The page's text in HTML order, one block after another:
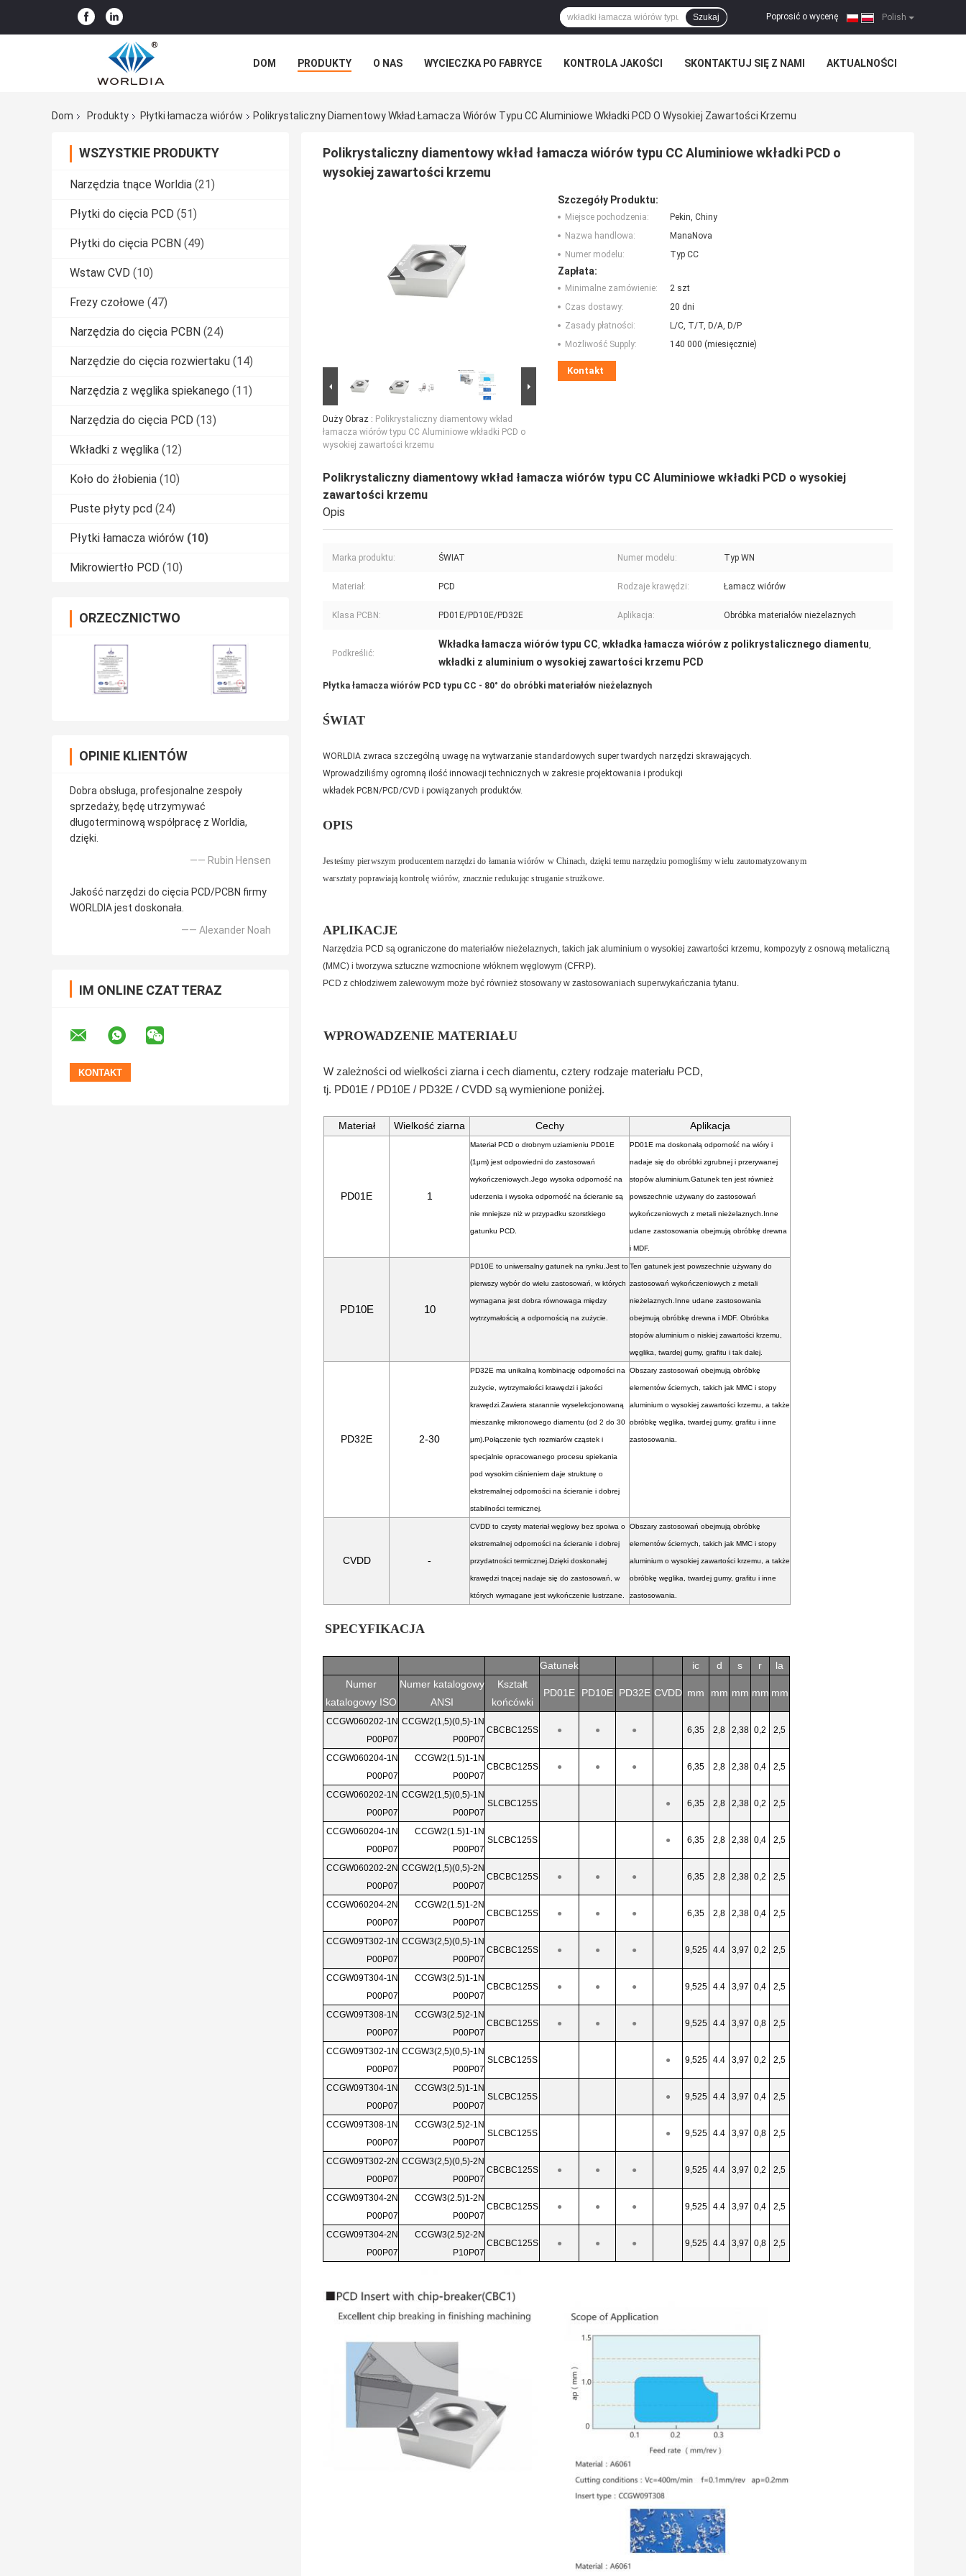
Polish
Poprosić o wycenę |
Szukaj
DOM PRODUKTY O NAS WYCIECZKA PO FABRYCE KONTROLA JAKOŚCI SKONTAKTUJ SIĘ Z NAMI AKTUALNOŚCI
Dom
Produkty Płytki łamacza wiórów Polikrystaliczny Diamentowy Wkład Łamacza Wiórów Typu CC Aluminiowe Wkładki PCD O Wysokiej Zawartości Krzemu
WSZYSTKIE PRODUKTY
Narzędzia tnące Worldia (21)
Płytki do cięcia PCD (51)
Płytki do cięcia PCBN (49)
Wstaw CVD (10)
Frezy czołowe (47)
Narzędzia do cięcia PCBN (24)
Narzędzie do cięcia rozwiertaku (14)
Narzędzia z węglika spiekanego (11)
Narzędzia do cięcia PCD (13)
Wkładki z węglika (12)
Koło do żłobienia (10)
Puste płyty pcd (24)
Płytki łamacza wiórów (10)
Mikrowiertło PCD (10)
ORZECZNICTWO
OPINIE KLIENTÓW
Dobra obsługa, profesjonalne zespoły
sprzedaży, będę utrzymywać
długoterminową współpracę z Worldia,
dzięki.
—— Rubin Hensen
Jakość narzędzi do cięcia PCD/PCBN firmy
WORLDIA jest doskonała.
—— Alexander Noah
IM ONLINE CZAT TERAZ
Polikrystaliczny diamentowy wkład łamacza wiórów typu CC Aluminiowe wkładki PCD o
wysokiej zawartości krzemu
Duży Obraz : Polikrystaliczny diamentowy wkład
łamacza wiórów typu CC Aluminiowe wkładki PCD o
wysokiej zawartości krzemu
Szczegóły Produktu:
Miejsce pochodzenia:
Pekin, Chiny
Nazwa handlowa:
ManaNova
Numer modelu:
Typ CC
Zapłata:
Minimalne zamówienie:
2 szt
Czas dostawy:
20 dni
Zasady płatności:
L/C, T/T, D/A, D/P
Możliwość Supply:
140 000 (miesięcznie)
Kontakt
Polikrystaliczny diamentowy wkład łamacza wiórów typu CC Aluminiowe wkładki PCD o wysokiej
zawartości krzemu
Opis
Marka produktu: ŚWIAT Numer modelu: Typ WN
Materiał: PCD Rodzaje krawędzi: Łamacz wiórów
Klasa PCBN: PD01E/PD10E/PD32E Aplikacja: Obróbka materiałów nieżelaznych
Podkreślić:
Wkładka łamacza wiórów typu CC, wkładka łamacza wiórów z polikrystalicznego diamentu,
wkładki z aluminium o wysokiej zawartości krzemu PCD
Płytka łamacza wiórów PCD typu CC - 80° do obróbki materiałów nieżelaznych
ŚWIAT
WORLDIA zwraca szczególną uwagę na wytwarzanie standardowych super twardych narzędzi skrawających.
Wprowadziliśmy ogromną ilość innowacji technicznych w zakresie projektowania i produkcji
wkładek PCBN/PCD/CVD i powiązanych produktów.
OPIS
Jesteśmy pierwszym producentem narzędzi do łamania wiórów w Chinach, dzięki temu narzędziu pomogliśmy wielu zautomatyzowanym
warsztaty poprawiają kontrolę wiórów, znacznie redukując struganie strużkowe.
APLIKACJE
Narzędzia PCD są ograniczone do materiałów nieżelaznych, takich jak aluminium o wysokiej zawartości krzemu, kompozyty z osnową metaliczną
(MMC) i tworzywa sztuczne wzmocnione włóknem węglowym (CFRP).
PCD z chłodziwem zalewowym może być również stosowany w zastosowaniach superwykańczania tytanu.
WPROWADZENIE MATERIAŁU
W zależności od wielkości ziarna i cech diamentu, cztery rodzaje materiału PCD,
tj. PD01E / PD10E / PD32E / CVDD są wymienione poniżej.
Materiał Wielkość ziarna Cechy Aplikacja
PD01E 1
Materiał PCD o drobnym uziarnieniu PD01E
(1μm) jest odpowiedni do zastosowań
wykończeniowych.Jego wysoka odporność na
uderzenia i wysoka odporność na ścieranie są
nie mniejsze niż w przypadku szorstkiego
gatunku PCD.
PD01E ma doskonałą odporność na wióry i
nadaje się do obróbki zgrubnej i przerywanej
stopów aluminium.Gatunek ten jest również
powszechnie używany do zastosowań
wykończeniowych z metali nieżelaznych.Inne
udane zastosowania obejmują obróbkę drewna
i MDF.
PD10E 10
PD10E to uniwersalny gatunek na rynku.Jest to
pierwszy wybór do wielu zastosowań, w których
wymagana jest dobra równowaga między
wytrzymałością a odpornością na zużycie.
Ten gatunek jest powszechnie używany do
zastosowań wykończeniowych z metali
nieżelaznych.Inne udane zastosowania
obejmują obróbkę drewna i MDF. Obróbka
stopów aluminium o niskiej zawartości krzemu,
węglika, twardej gumy, grafitu i tak dalej.
PD32E 2-30
PD32E ma unikalną kombinację odporności na
zużycie, wytrzymałości krawędzi i jakości
krawędzi.Zawiera starannie wyselekcjonowaną
mieszankę mikronowego diamentu (od 2 do 30
μm).Połączenie tych rozmiarów cząstek i
specjalnie opracowanego procesu spiekania
pod wysokim ciśnieniem daje strukturę o
ekstremalnej odporności na ścieranie i dobrej
stabilności termicznej.
Obszary zastosowań obejmują obróbkę
elementów ściernych, takich jak MMC i stopy
aluminium o wysokiej zawartości krzemu, a także
obróbkę węglika, twardej gumy, grafitu i inne
zastosowania.
CVDD -
CVDD to czysty materiał węglowy bez spoiwa o
ekstremalnej odporności na ścieranie i dobrej
przydatności termicznej.Dzięki doskonałej
krawędzi tnącej nadaje się do zastosowań, w
których wymagane jest wykończenie lustrzane.
Obszary zastosowań obejmują obróbkę
elementów ściernych, takich jak MMC i stopy
aluminium o wysokiej zawartości krzemu, a także
obróbkę węglika, twardej gumy, grafitu i inne
zastosowania.
SPECYFIKACJA
Gatunek ic d s r
la
Numer
katalogowy ISO
Numer katalogowy
ANSI
Kształt
końcówki
PD01E PD10E PD32E CVDD mm mm mm mm mm
CCGW060202-1N
P00P07
CCGW2(1,5)(0,5)-1N
P00P07
CBCBC125S ● ● ● 6,35 2,8 2,38 0,2 2,5
CCGW060204-1N
P00P07
CCGW2(1.5)1-1N
P00P07
CBCBC125S ● ● ● 6,35 2,8 2,38 0,4 2,5
CCGW060202-1N
P00P07
CCGW2(1,5)(0,5)-1N
P00P07
SLCBC125S ● 6,35 2,8 2,38 0,2 2,5
CCGW060204-1N
P00P07
CCGW2(1.5)1-1N
P00P07
SLCBC125S ● 6,35 2,8 2,38 0,4 2,5
CCGW060202-2N
P00P07
CCGW2(1,5)(0,5)-2N
P00P07
CBCBC125S ● ● ● 6,35 2,8 2,38 0,2 2,5
CCGW060204-2N
P00P07
CCGW2(1.5)1-2N
P00P07
CBCBC125S ● ● ● 6,35 2,8 2,38 0,4 2,5
CCGW09T302-1N
P00P07
CCGW3(2,5)(0,5)-1N
P00P07
CBCBC125S ● ● ● 9,525 4.4 3,97 0,2 2,5
CCGW09T304-1N
P00P07
CCGW3(2.5)1-1N
P00P07
CBCBC125S ● ● ● 9,525 4.4 3,97 0,4 2,5
CCGW09T308-1N
P00P07
CCGW3(2.5)2-1N
P00P07
CBCBC125S ● ● ● 9,525 4.4 3,97 0,8 2,5
CCGW09T302-1N
P00P07
CCGW3(2,5)(0,5)-1N
P00P07
SLCBC125S ● 9,525 4.4 3,97 0,2 2,5
CCGW09T304-1N
P00P07
CCGW3(2.5)1-1N
P00P07
SLCBC125S ● 9,525 4.4 3,97 0,4 2,5
CCGW09T308-1N
P00P07
CCGW3(2.5)2-1N
P00P07
SLCBC125S ● 9,525 4.4 3,97 0,8 2,5
CCGW09T302-2N
P00P07
CCGW3(2,5)(0,5)-2N
P00P07
CBCBC125S ● ● ● 9,525 4.4 3,97 0,2 2,5
CCGW09T304-2N
P00P07
CCGW3(2.5)1-2N
P00P07
CBCBC125S ● ● ● 9,525 4.4 3,97 0,4 2,5
CCGW09T304-2N
P00P07
CCGW3(2.5)2-2N
P10P07
CBCBC125S ● ● ● 9,525 4.4 3,97 0,8 2,5